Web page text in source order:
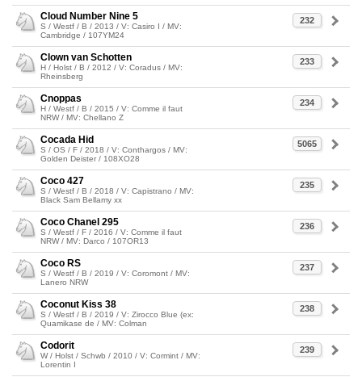
232
Cloud Number Nine 5
S / Westf / B / 2013 / V: Casiro I / MV:
Cambridge / 107YM24
233
Clown van Schotten
H / Holst / B / 2012 / V: Coradus / MV:
Rheinsberg
234
Cnoppas
H / Westf / B / 2015 / V: Comme il faut
NRW / MV: Chellano Z
5065
Cocada Hid
S / OS / F / 2018 / V: Conthargos / MV:
Golden Deister / 108XO28
235
Coco 427
S / Westf / B / 2018 / V: Capistrano / MV:
Black Sam Bellamy xx
236
Coco Chanel 295
S / Westf / F / 2016 / V: Comme il faut
NRW / MV: Darco / 107OR13
237
Coco RS
S / Westf / B / 2019 / V: Coromont / MV:
Lanero NRW
238
Coconut Kiss 38
S / Westf / B / 2019 / V: Zirocco Blue (ex:
Quamikase de / MV: Colman
239
Codorit
W / Holst / Schwb / 2010 / V: Cormint / MV:
Lorentin I